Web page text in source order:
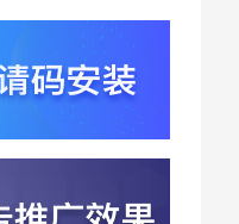
行云科技算力订单超154
亿？底座产能扩张激活
AI应用多终端流转新周
2026-08-04
苹果带摄像头的 AirPods
爆硬件分发与全渠道归
2026-08-03